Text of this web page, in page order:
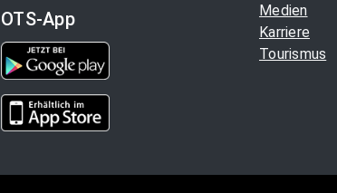
OTS-App
Medien
Karriere
Tourismus